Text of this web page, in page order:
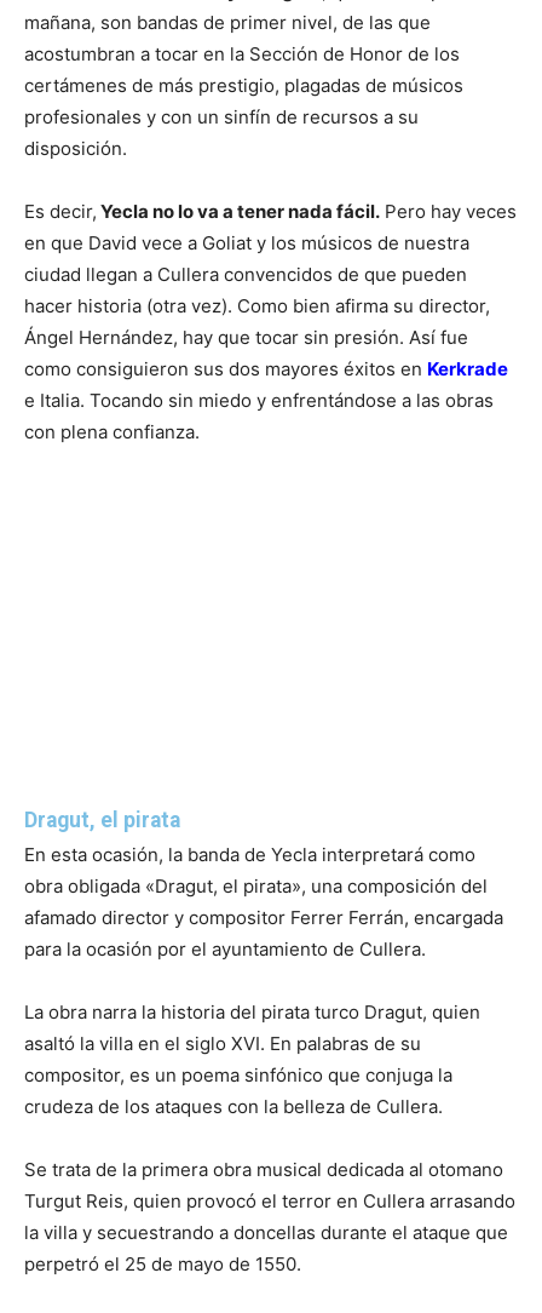
mañana, son bandas de primer nivel, de las que
acostumbran a tocar en la Sección de Honor de los
certámenes de más prestigio, plagadas de músicos
profesionales y con un sinfín de recursos a su
disposición.
Es decir, Yecla no lo va a tener nada fácil. Pero hay veces
en que David vece a Goliat y los músicos de nuestra
ciudad llegan a Cullera convencidos de que pueden
hacer historia (otra vez). Como bien afirma su director,
Ángel Hernández, hay que tocar sin presión. Así fue
como consiguieron sus dos mayores éxitos en Kerkrade
e Italia. Tocando sin miedo y enfrentándose a las obras
con plena confianza.
Dragut, el pirata
En esta ocasión, la banda de Yecla interpretará como
obra obligada «Dragut, el pirata», una composición del
afamado director y compositor Ferrer Ferrán, encargada
para la ocasión por el ayuntamiento de Cullera.
La obra narra la historia del pirata turco Dragut, quien
asaltó la villa en el siglo XVI. En palabras de su
compositor, es un poema sinfónico que conjuga la
crudeza de los ataques con la belleza de Cullera.
Se trata de la primera obra musical dedicada al otomano
Turgut Reis, quien provocó el terror en Cullera arrasando
la villa y secuestrando a doncellas durante el ataque que
perpetró el 25 de mayo de 1550.